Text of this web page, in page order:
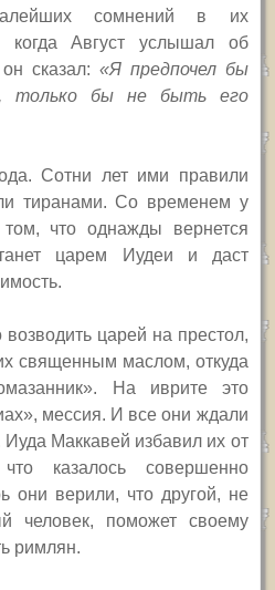
сомнений в их
когда Август услышал об
он сказал:«Я предпочел бы
только бы не быть его
Сотни лет ими правили
тиранами. Со временем у
что однажды вернется
царем Иудеи и даст
царей на престол,
священным маслом, откуда
На иврите это
мессия. И все они ждали
Иуда Маккавей избавил их от
казалось совершенно
они верили, что другой, не
человек, поможет своему
римлян.